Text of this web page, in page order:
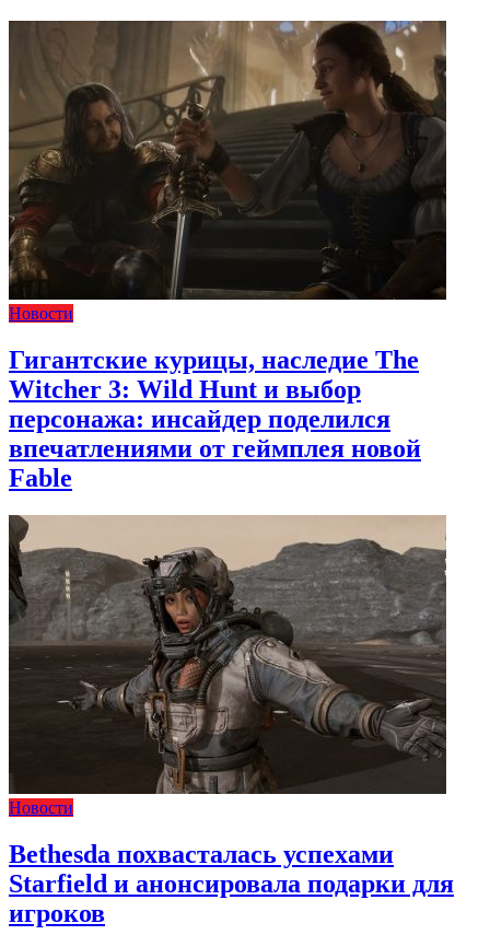
Новости
Гигантские курицы, наследие The
Witcher 3: Wild Hunt и выбор
персонажа: инсайдер поделился
впечатлениями от геймплея новой
Fable
Новости
Bethesda похвасталась успехами
Starfield и анонсировала подарки для
игроков